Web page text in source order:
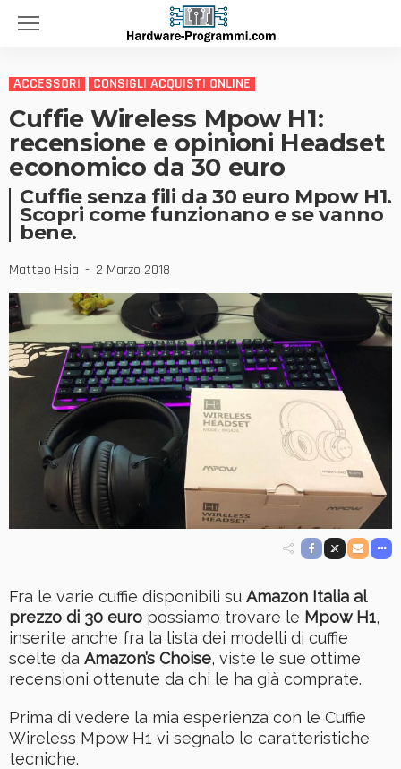
ACCESSORI CONSIGLI ACQUISTI ONLINE
Cuffie Wireless Mpow H1:
recensione e opinioni Headset
economico da 30 euro
Cuffie senza fili da 30 euro Mpow H1.
Scopri come funzionano e se vanno
bene.
Matteo Hsia 2 Marzo 2018
Fra le varie cuffie disponibili su Amazon Italia al
prezzo di 30 euro possiamo trovare le Mpow H1,
inserite anche fra la lista dei modelli di cuffie
scelte da Amazon’s Choise, viste le sue ottime
recensioni ottenute da chi le ha già comprate.
Prima di vedere la mia esperienza con le Cuffie
Wireless Mpow H1 vi segnalo le caratteristiche
tecniche.